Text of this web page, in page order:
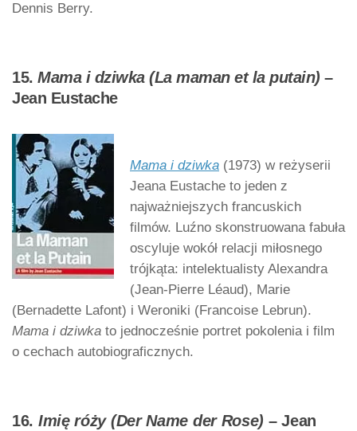
Dennis Berry.
15. Mama i dziwka (La maman et la putain) –
Jean Eustache
Mama i dziwka (1973) w reżyserii
Jeana Eustache to jeden z
najważniejszych francuskich
filmów. Luźno skonstruowana fabuła
oscyluje wokół relacji miłosnego
trójkąta: intelektualisty Alexandra
(Jean-Pierre Léaud), Marie
(Bernadette Lafont) i Weroniki (Francoise Lebrun).
Mama i dziwka to jednocześnie portret pokolenia i film
o cechach autobiograficznych.
16. Imię róży (Der Name der Rose) – Jean